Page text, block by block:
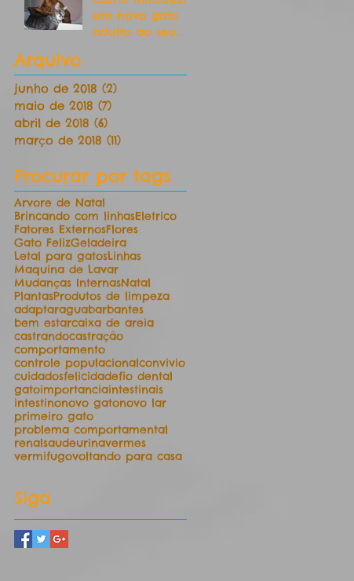
um novo gato
adulto ao seu
Arquivo
junho de 2018 (2)
maio de 2018 (7)
abril de 2018 (6)
março de 2018 (11)
Procurar por tags
Arvore de Natal
Brincando com linhasEletrico
Fatores ExternosFlores
Gato FelizGeladeira
Letal para gatosLinhas
Maquina de Lavar
Mudanças InternasNatal
PlantasProdutos de limpeza
adaptaraguabarbantes
bem estarcaixa de areia
castrandocastração
comportamento
controle populacionalconvivio
cuidadosfelicidadefio dental
gatoimportanciaintestinais
intestinonovo gatonovo lar
primeiro gato
problema comportamental
renalsaudeurinavermes
vermifugovoltando para casa
Siga